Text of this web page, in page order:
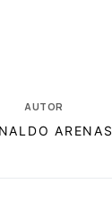
AUTOR
ARENAS